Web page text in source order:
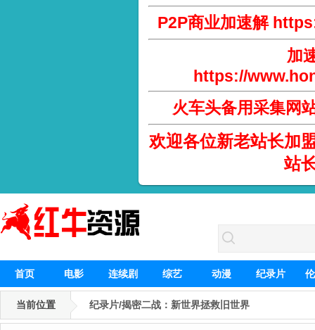
P2P商业加速解
加
https://
火车头备用采集网
欢迎各位新老站长加
站
首页 电影 连续剧 综艺 动漫 纪录片
当前位置 纪录片/揭密二战：新世界拯救旧世界